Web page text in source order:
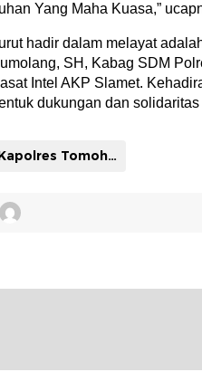
Yang Maha Kuasa,”
hadir dalam melayat
SH, Kabag SDM
Intel AKP Slamet.
dukungan dan
Kapolres Tomohon